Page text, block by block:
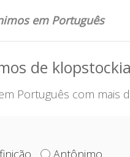
em Português
de
Português com mais
Antônimo